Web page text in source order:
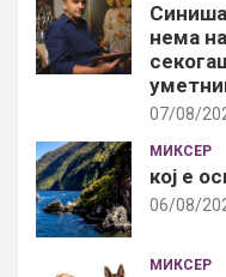
нема
07/08/
МИКСЕР
кој е
06/08/
МИКСЕР